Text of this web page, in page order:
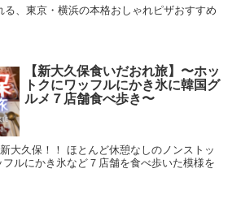
る、東京・横浜の本格おしゃれピザおすすめ
【新大久保食いだおれ旅】〜ホッ
トクにワッフルにかき氷に韓国グ
ルメ７店舗食べ歩き〜
大久保！！ ほとんど休憩なしのノンストッ
ルにかき氷など７店舗を食べ歩いた模様を